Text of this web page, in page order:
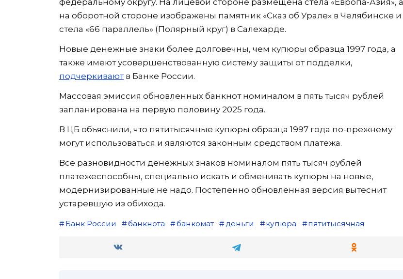
федеральному округу. На лицевой стороне размещена стела «Европа-Азия», а
на оборотной стороне изображены памятник «Сказ об Урале» в Челябинске и
стела «66 параллель» (Полярный круг) в Салехарде.
Новые денежные знаки более долговечны, чем купюры образца 1997 года, а
также имеют усовершенствованную систему защиты от подделки,
подчеркиваютв Банке России.
Массовая эмиссия обновленных банкнот номиналом в пять тысяч рублей
запланирована на первую половину 2025 года.
В ЦБ объяснили, что пятитысячные купюры образца 1997 года по-прежнему
могут использоваться и являются законным средством платежа.
Все разновидности денежных знаков номиналом пять тысяч рублей
платежеспособны, специально искать и обменивать купюры на новые,
модернизированные не надо. Постепенно обновленная версия вытеснит
устаревшую из обихода.
Банк России банкнота банкомат деньги купюра пятитысячная